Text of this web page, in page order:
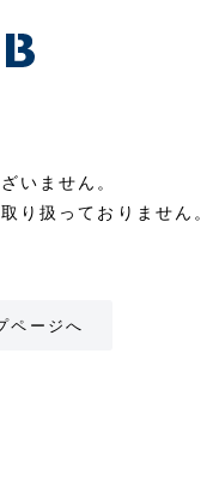
いません。
り扱っておりません。
ページへ